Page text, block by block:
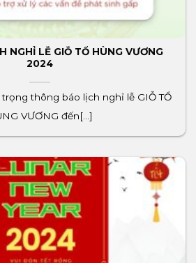
NGHỈ LỄ GIỖ TỔ HÙNG VƯƠNG
2024
thông báo lịch nghỉ lễ GIỖ TỔ
VƯƠNG đến[...]